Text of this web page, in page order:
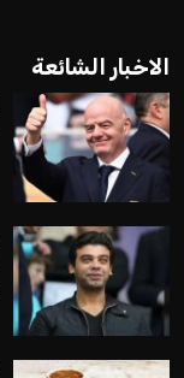
يبدو أن السويسري
كرئيس للاتحاد